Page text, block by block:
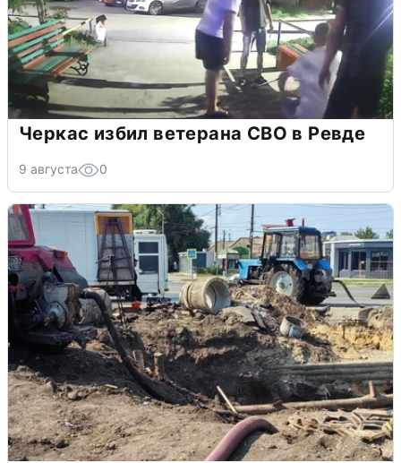
Черкас избил ветерана СВО в Ревде
9 августа 0